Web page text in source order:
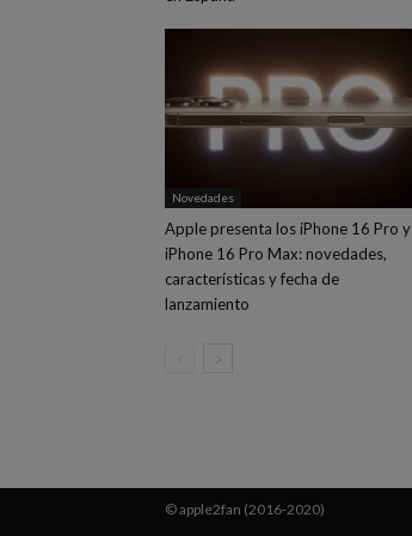
Novedades
Apple presenta los iPhone 16 Pro y
iPhone 16 Pro Max: novedades,
características y fecha de
lanzamiento
© apple2fan (2016-2020)